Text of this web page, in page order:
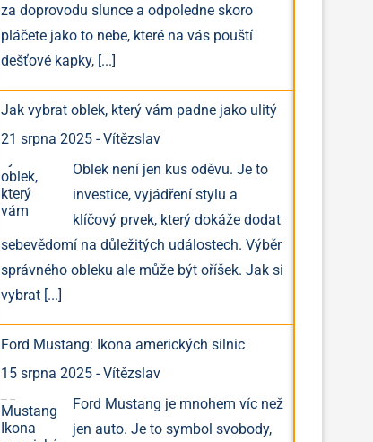
za doprovodu slunce a odpoledne skoro
pláčete jako to nebe, které na vás pouští
dešťové kapky, [...]
Jak vybrat oblek, který vám padne jako ulitý
21 srpna 2025 -Vítězslav
Oblek není jen kus oděvu. Je to
investice, vyjádření stylu a
klíčový prvek, který dokáže dodat
sebevědomí na důležitých událostech. Výběr
správného obleku ale může být oříšek. Jak si
vybrat [...]
Ford Mustang: Ikona amerických silnic
15 srpna 2025 -Vítězslav
Ford Mustang je mnohem víc než
jen auto. Je to symbol svobody,